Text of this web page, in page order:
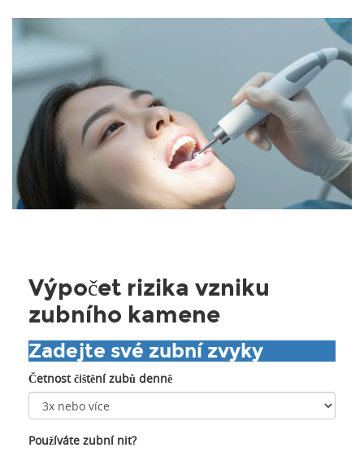
Výpočet rizika vzniku
zubního kamene
Zadejte své zubní zvyky
Četnost čištění zubů denně
Používáte zubní nit?